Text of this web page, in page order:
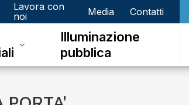
Lavora con
noi
Media Contatti
Illuminazione
pubblica